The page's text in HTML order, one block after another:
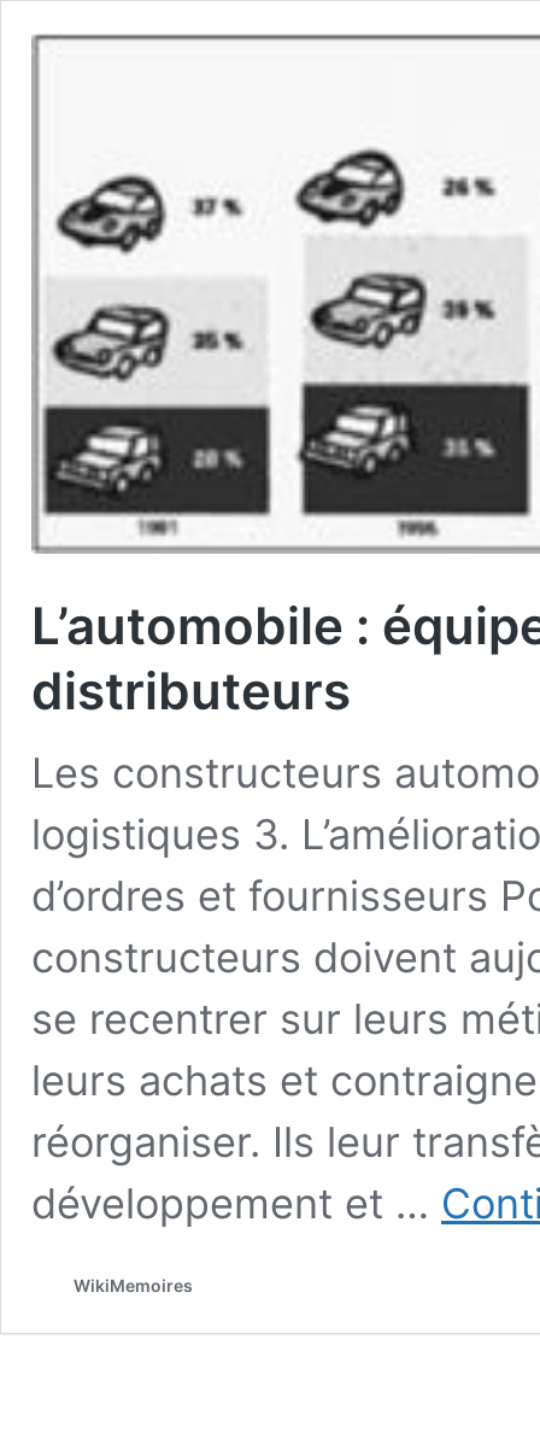
L’automobile :
distributeurs
Les constructeurs
logistiques 3.
d’ordres et fournisseurs
constructeurs doivent
se recentrer sur leurs
leurs achats et
réorganiser. Ils leur
développement et …
WikiMemoires